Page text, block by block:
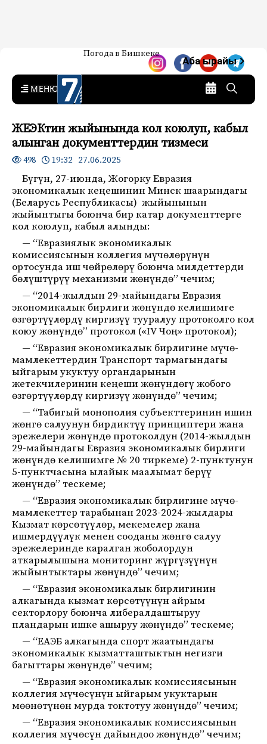
7-канал. Жаңылыктар —
Кыргызстан
Жаңылыктар — Кыргызстан
Погода в Бишкеке
Аба ырайы
MENU
ЖЕЭКтин жыйынында кол коюлуп, кабыл
алынган документтердин тизмеси
498 19:32 27.06.2025
Бүгүн, 27-июнда, Жогорку Евразия
экономикалык кеңешинин Минск шаарындагы
(Беларусь Республикасы) жыйынынын
жыйынтыгы боюнча бир катар документтерге
кол коюлуп, кабыл алынды:
— “Евразиялык экономикалык
комиссиясынын коллегия мүчөлөрүнүн
ортосунда иш чөйрөлөрү боюнча милдеттерди
бөлүштүрүү механизми жөнүндө” чечим;
— “2014-жылдын 29-майындагы Евразия
экономикалык бирлиги жөнүндө келишимге
өзгөртүүлөрдү киргизүү тууралуу протоколго кол
коюу жөнүндө” протокол («IV Чоң» протокол);
— “Евразия экономикалык бирлигине мүчө-
мамлекеттердин Транспорт тармагындагы
ыйгарым укуктуу органдарынын
жетекчилеринин кеңеши жөнүндөгү жобого
өзгөртүүлөрдү киргизүү жөнүндө” чечим;
— “Табигый монополия субъекттеринин ишин
жөнгө салуунун бирдиктүү принциптери жана
эрежелери жөнүндө протоколдун (2014-жылдын
29-майындагы Евразия экономикалык бирлиги
жөнүндө келишимге № 20 тиркеме) 2-пунктунун
5-пунктчасына ылайык маалымат берүү
жөнүндө” тескеме;
— “Евразия экономикалык бирлигине мүчө-
мамлекеттер тарабынан 2023-2024-жылдары
Кызмат көрсөтүүлөр, мекемелер жана
ишмердүүлүк менен сооданы жөнгө салуу
эрежелеринде каралган жоболордун
аткарылышына мониторинг жүргүзүүнүн
жыйынтыктары жөнүндө” чечим;
— “Евразия экономикалык бирлигинин
алкагында кызмат көрсөтүүнүн айрым
секторлору боюнча либералдаштыруу
пландарын ишке ашыруу жөнүндө” тескеме;
— “ЕАЭБ алкагында спорт жаатындагы
экономикалык кызматташтыктын негизги
багыттары жөнүндө” чечим;
— “Евразия экономикалык комиссиясынын
коллегия мүчөсүнүн ыйгарым укуктарын
мөөнөтүнөн мурда токтотуу жөнүндө” чечим;
— “Евразия экономикалык комиссиясынын
коллегия мүчөсүн дайындоо жөнүндө” чечим;